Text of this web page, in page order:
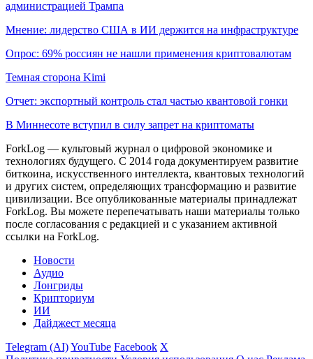
администрацией Трампа
Мнение: лидерство США в ИИ держится на инфраструктуре
Опрос: 69% россиян не нашли применения криптовалютам
Темная сторона Kimi
Отчет: экспортный контроль стал частью квантовой гонки
В Миннесоте вступил в силу запрет на криптоматы
ForkLog — культовый журнал о цифровой экономике и
технологиях будущего. С 2014 года документируем развитие
биткоина, искусственного интеллекта, квантовых технологий
и других систем, определяющих трансформацию и развитие
цивилизации. Все опубликованные материалы принадлежат
ForkLog. Вы можете перепечатывать наши материалы только
после согласования с редакцией и с указанием активной
ссылки на ForkLog.
Новости
Аудио
Лонгриды
Крипториум
ИИ
Дайджест месяца
Telegram (AI)YouTube Facebook X